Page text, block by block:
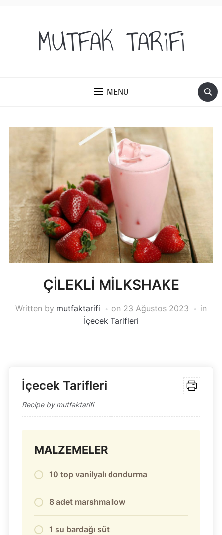
MUTFAK TARiFi
MENU
ÇİLEKLİ MİLKSHAKE
Written by mutfaktarifi on 23 Ağustos 2023
in
İçecek Tarifleri
İçecek Tarifleri
Recipe by mutfaktarifi
MALZEMELER
10 top vanilyalı dondurma
8 adet marshmallow
1 su bardağı süt